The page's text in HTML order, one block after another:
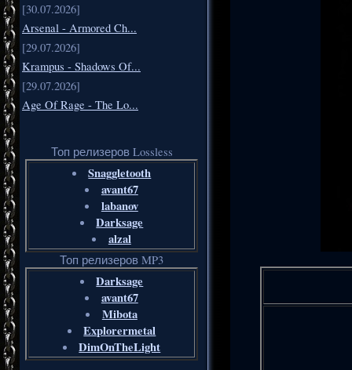
[30.07.2026]
Arsenal - Armored Ch...
[29.07.2026]
Krampus - Shadows Of...
[29.07.2026]
Age Of Rage - The Lo...
Топ релизеров Lossless
Snaggletooth
avant67
labanov
Darksage
alzal
Топ релизеров MP3
Darksage
avant67
Mibota
Explorermetal
DimOnTheLight